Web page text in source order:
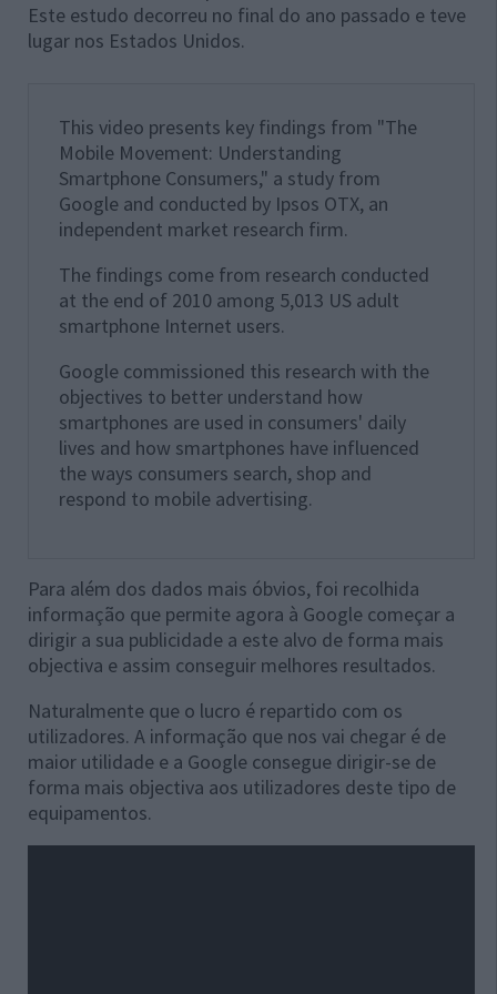
Este estudo decorreu no final do ano passado e teve
lugar nos Estados Unidos.
This video presents key findings from "The
Mobile Movement: Understanding
Smartphone Consumers," a study from
Google and conducted by Ipsos OTX, an
independent market research firm.
The findings come from research conducted
at the end of 2010 among 5,013 US adult
smartphone Internet users.
Google commissioned this research with the
objectives to better understand how
smartphones are used in consumers' daily
lives and how smartphones have influenced
the ways consumers search, shop and
respond to mobile advertising.
Para além dos dados mais óbvios, foi recolhida
informação que permite agora à Google começar a
dirigir a sua publicidade a este alvo de forma mais
objectiva e assim conseguir melhores resultados.
Naturalmente que o lucro é repartido com os
utilizadores. A informação que nos vai chegar é de
maior utilidade e a Google consegue dirigir-se de
forma mais objectiva aos utilizadores deste tipo de
equipamentos.